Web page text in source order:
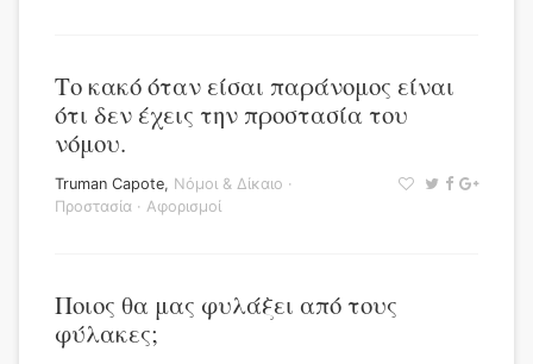
Το κακό όταν είσαι παράνομος είναι
ότι δεν έχεις την προστασία του
νόμου.
Truman Capote, Νόμοι & Δίκαιο ·
Προστασία · Αφορισμοί
Ποιος θα μας φυλάξει από τους
φύλακες;